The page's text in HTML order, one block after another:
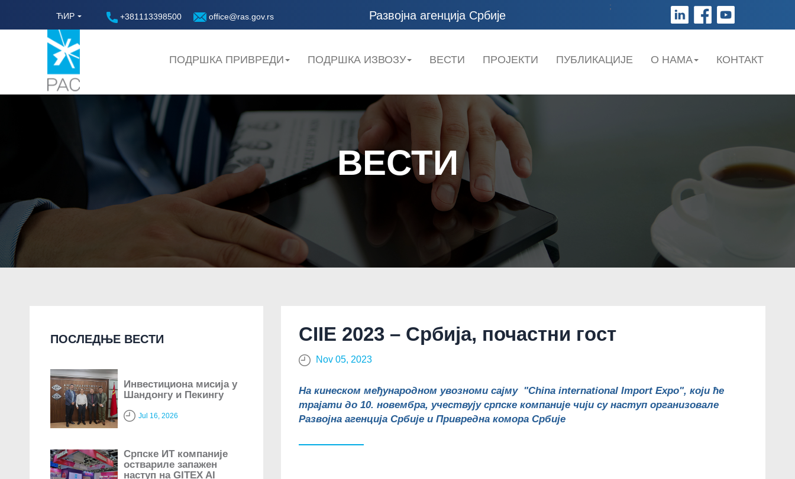
ЋИР +381113398500 office@ras.gov.rs Развојна агенција Србије
;
ПОДРШКА ПРИВРЕДИ ПОДРШКА ИЗВОЗУ ВЕСТИ ПРОЈЕКТИ ПУБЛИКАЦИЈЕ О НАМА КОНТАКТ
ВЕСТИ
ПОСЛЕДЊЕ ВЕСТИ
Инвестициона мисија у
Шандонгу и Пекингу
Jul 16, 2026
Српске ИТ компаније
оствариле запажен
наступ на GITEX AI
CIIE 2023 – Србија, почастни гост
Nov 05, 2023
На кинеском међународном увозноми сајму "China international Import Expo", који ће
трајати до 10. новембра, учествују српске компаније чији су наступ организовале
Развојна агенција Србије и Привредна комора Србије